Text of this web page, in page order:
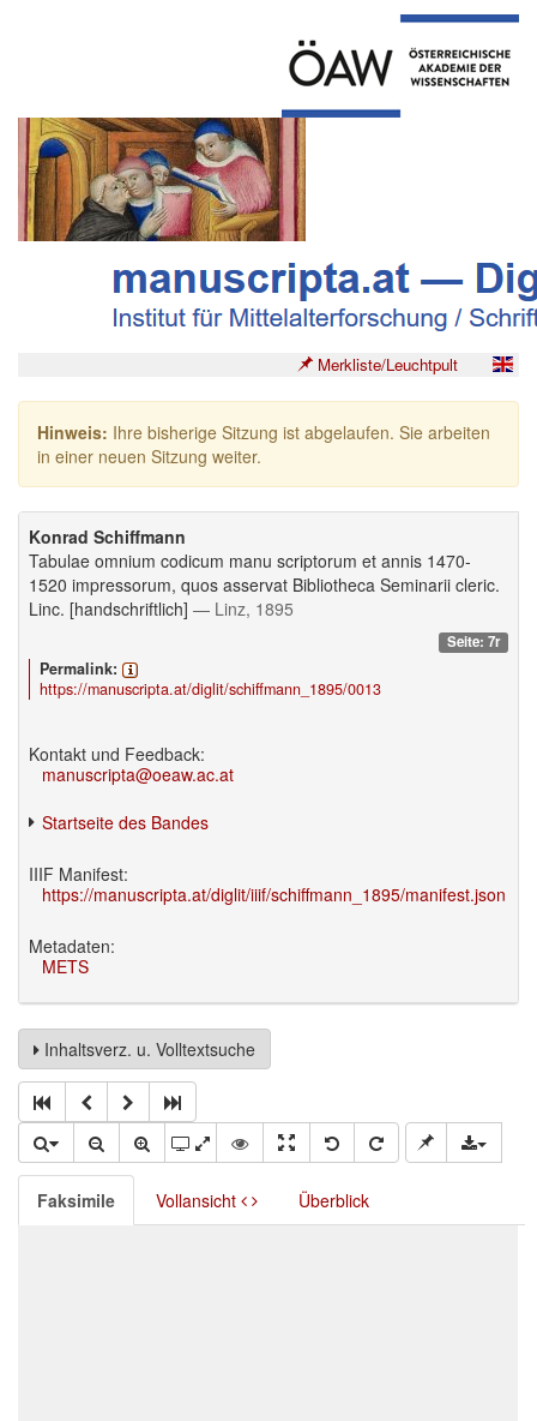
Merkliste/Leuchtpult
Hinweis: Ihre bisherige Sitzung ist abgelaufen. Sie arbeiten
in einer neuen Sitzung weiter.
Konrad Schiffmann
Tabulae omnium codicum manu scriptorum et annis 1470-
1520 impressorum, quos asservat Bibliotheca Seminarii cleric.
Linc. [handschriftlich] — Linz, 1895
Seite: 7r
Permalink:
https://manuscripta.at/diglit/schiffmann_1895/0013
Kontakt und Feedback:
manuscripta@oeaw.ac.at
Startseite des Bandes
IIIF Manifest:
https://manuscripta.at/diglit/iiif/schiffmann_1895/manifest.json
Metadaten:
METS
Inhaltsverz. u. Volltextsuche
Faksimile Vollansicht Überblick